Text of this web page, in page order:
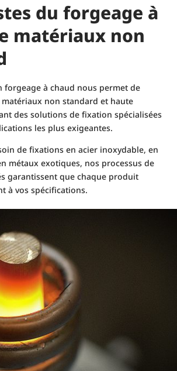
du forgeage à
matériaux non
forgeage à chaud nous permet de
non standard et haute
des solutions de fixation spécialisées
les plus exigeantes.
de fixations en acier inoxydable, en
métaux exotiques, nos processus de
garantissent que chaque produit
à vos spécifications.